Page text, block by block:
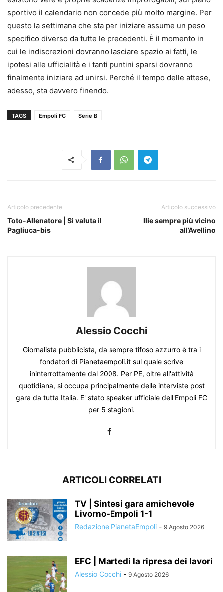
sportivo il calendario non concede più molto margine. Per
questo la settimana che sta per iniziare assume un peso
specifico diverso da tutte le precedenti. È il momento in
cui le indiscrezioni dovranno lasciare spazio ai fatti, le
ipotesi alle ufficialità e i tanti puntini sparsi dovranno
finalmente iniziare ad unirsi. Perché il tempo delle attese,
adesso, sta davvero finendo.
TAGS Empoli FC Serie B
Articolo precedente
Toto-Allenatore | Si valuta il
Pagliuca-bis
Articolo successivo
Ilie sempre più vicino
all’Avellino
Alessio Cocchi
Giornalista pubblicista, da sempre tifoso azzurro è tra i
fondatori di Pianetaempoli.it sul quale scrive
ininterrottamente dal 2008. Per PE, oltre all'attività
quotidiana, si occupa principalmente delle interviste post
gara da tutta Italia. E' stato speaker ufficiale dell'Empoli FC
per 5 stagioni.
ARTICOLI CORRELATI
TV | Sintesi gara amichevole
Livorno-Empoli 1-1
Redazione PianetaEmpoli - 9 Agosto 2026
EFC | Martedi la ripresa dei lavori
Alessio Cocchi - 9 Agosto 2026